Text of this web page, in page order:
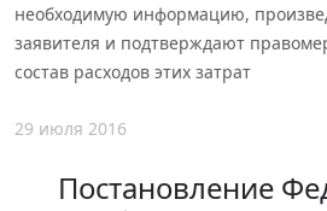
необходимую информацию,
заявителя и подтверждают
состав расходов этих затрат
29 июля 2016
Постановление